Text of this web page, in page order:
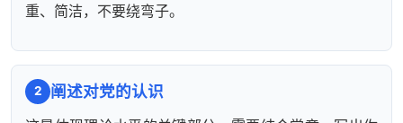
重、简洁，不要绕弯子。
2 阐述对党的认识